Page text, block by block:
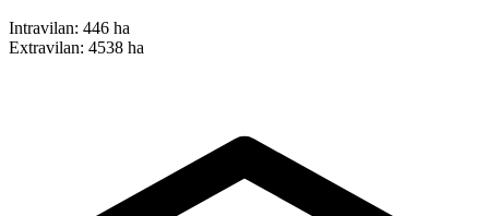
Intravilan: 446 ha
Extravilan: 4538 ha